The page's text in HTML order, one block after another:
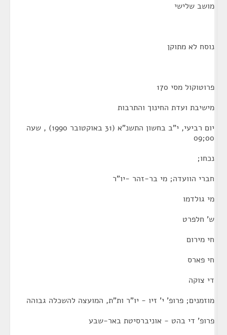
מושב שלישי
נוסח לא מתוקן
פרוטוקול מסי 170
מישיבת ועדת החינוך והתרבות
יום רביעי, י"ב בחשון התשנ"א (31 באוקטובר 1990) , שעה
00;09
נכחו;
חברי הוועדה; מי בר-זהר -יו"ר
מי גולדמו
ש' חלפרט
חי מירום
חי פארס
די צוקה
מוזמנים; פרופ' י' זיו - יו"ר ות"ת, המועצה להשכלה גבוהה
פרופ' די בהט - אוניברסיטת באר-שבע